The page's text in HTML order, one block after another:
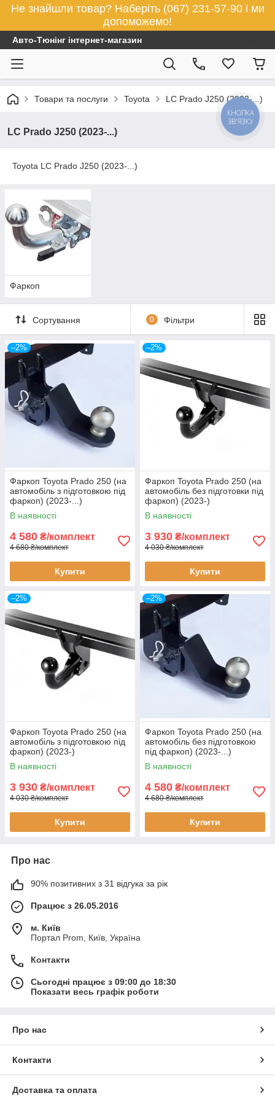
Не знайшли товар? Наберіть (067) 231-57-90 і ми
допоможемо!
Авто-Тюнінг інтернет-магазин
Товари та послуги Toyota LC Prado J250 (2023-...)
LC Prado J250 (2023-...)
Toyota LC Prado J250 (2023-...)
Фаркоп
Сортування 0 Фільтри
–2%
Фаркоп Toyota Prado 250 (на
автомобіль з підготовкою під
фаркоп) (2023-...)
В наявності
4 580 ₴/комплект
4 680 ₴/комплект
Купити
–2%
Фаркоп Toyota Prado 250 (на
автомобіль без підготовки під
фаркоп) (2023-)
В наявності
3 930 ₴/комплект
4 030 ₴/комплект
Купити
–2%
Фаркоп Toyota Prado 250 (на
автомобіль з підготовкою під
фаркоп) (2023-)
В наявності
3 930 ₴/комплект
4 030 ₴/комплект
Купити
–2%
Фаркоп Toyota Prado 250 (на
автомобіль без підготовкою
під фаркоп) (2023-...)
В наявності
4 580 ₴/комплект
4 680 ₴/комплект
Купити
Про нас
90% позитивних з 31 відгука за рік
Працює з 26.05.2016
м. Київ
Портал Prom, Київ, Україна
Контакти
Сьогодні працює з 09:00 до 18:30
Показати весь графік роботи
Про нас
Контакти
Доставка та оплата
КНОПКА
ЗВ'ЯЗКУ